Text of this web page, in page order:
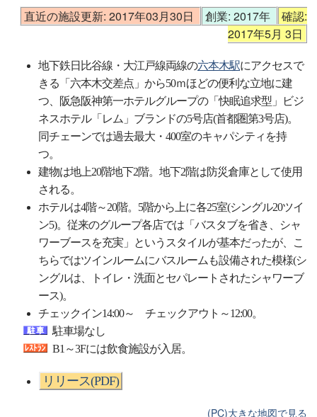
直近の施設更新: 2017年03月30日 創業: 2017年
確認:
2017年5月 3日
地下鉄日比谷線・大江戸線両線の六本木駅にアクセスで
きる「六本木交差点」から50ｍほどの便利な立地に建
つ、阪急阪神第一ホテルグループの「快眠追求型」ビジ
ネスホテル「レム」ブランドの5号店(首都圏第3号店)。
同チェーンでは過去最大・400室のキャパシティを持
つ。
建物は地上20階地下2階。地下2階は防災倉庫として使用
される。
ホテルは4階～20階。5階から上に各25室(シングル20ツイ
ン5)。従来のグループ各店では「バスタブを省き、シャ
ワーブースを充実」というスタイルが基本だったが、こ
ちらではツインルームにバスルームも設備された模様(シ
ングルは、トイレ・洗面とセパレートされたシャワーブ
ース)。
チェックイン14:00～ チェックアウト～12:00。
駐車場なし
B1～3Fには飲食施設が入居。
リリース(PDF)
(PC)大きな地図で見る